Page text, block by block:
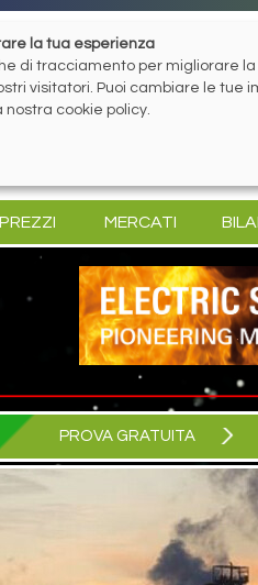
PREZZI MERCATI
PROVA GRATUITA
la tua esperienza
di tracciamento per migliorare
visitatori. Puoi cambiare le
nostra cookie policy.